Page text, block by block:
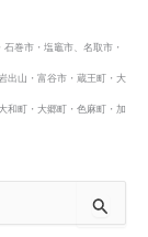
巻市・塩竈市、名取市・
出山・富谷市・蔵王町・大
和町・大郷町・色麻町・加